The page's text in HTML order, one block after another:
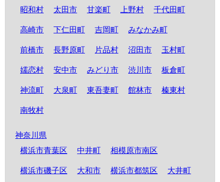
昭和村 太田市 甘楽町 上野村 千代田町
高崎市 下仁田町 吉岡町 みなかみ町
前橋市 長野原町 片品村 沼田市 玉村町
嬬恋村 安中市 みどり市 渋川市 板倉町
神流町 大泉町 東吾妻町 館林市 榛東村
南牧村
神奈川県
横浜市青葉区
中井町 相模原市南区
横浜市磯子区 大和市 横浜市都筑区 大井町